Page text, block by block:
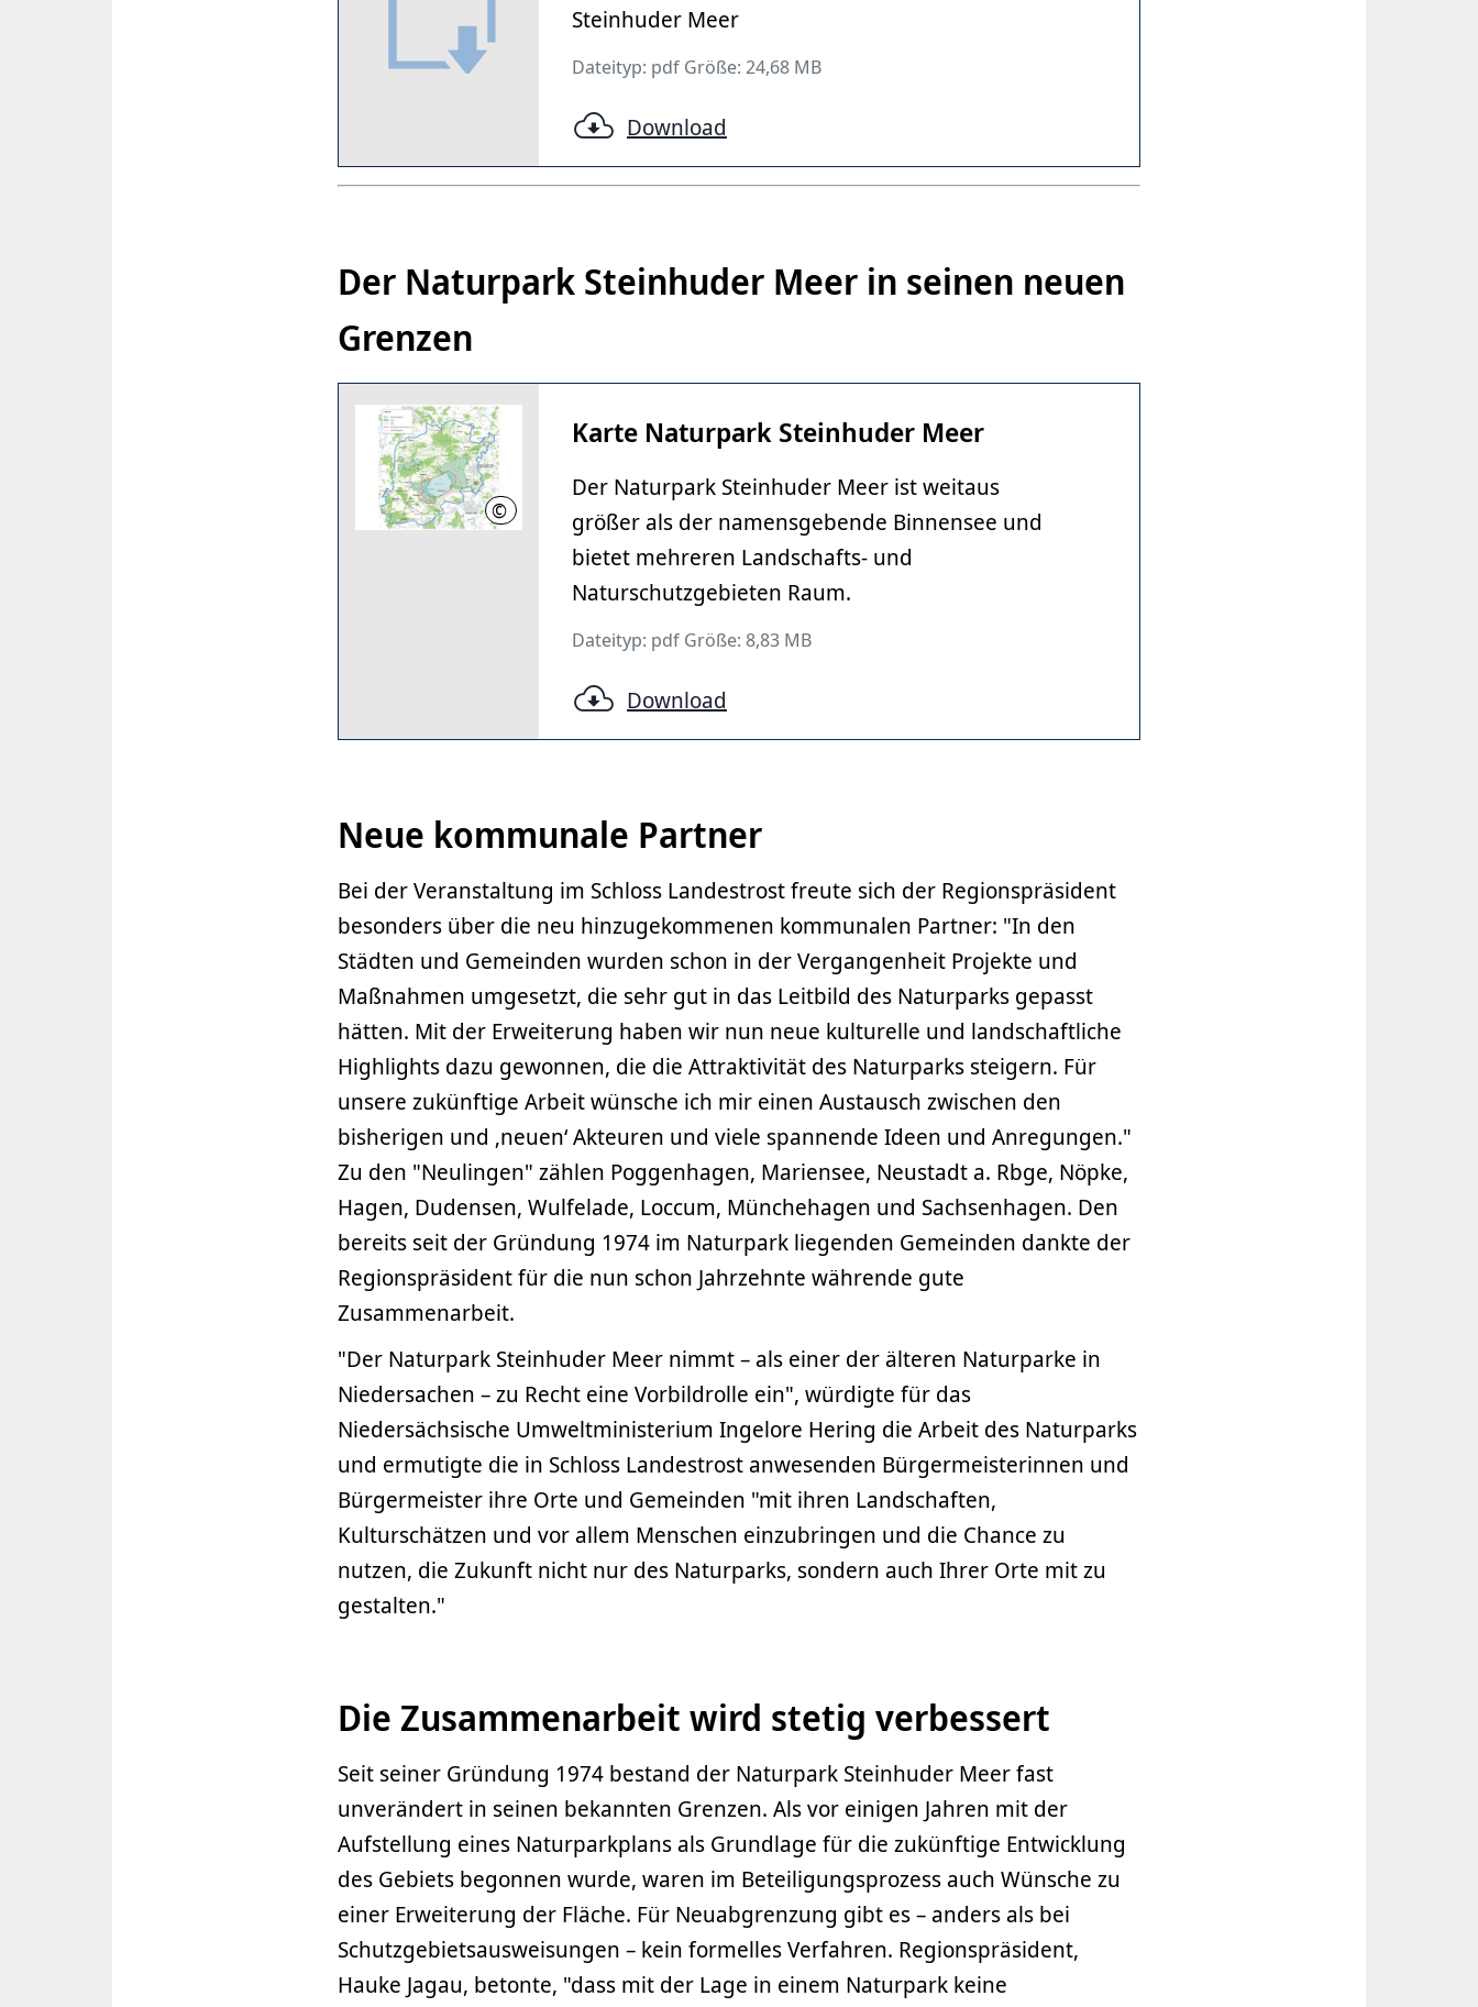
Steinhuder Meer
Dateityp: pdf Größe: 24,68 MB
Download
Der Naturpark Steinhuder Meer in seinen neuen
Grenzen
© Region Hannover
Karte Naturpark Steinhuder Meer
Der Naturpark Steinhuder Meer ist weitaus
größer als der namensgebende Binnensee und
bietet mehreren Landschafts- und
Naturschutzgebieten Raum.
Dateityp: pdf Größe: 8,83 MB
Download
Neue kommunale Partner
Bei der Veranstaltung im Schloss Landestrost freute sich der Regionspräsident
besonders über die neu hinzugekommenen kommunalen Partner: "In den
Städten und Gemeinden wurden schon in der Vergangenheit Projekte und
Maßnahmen umgesetzt, die sehr gut in das Leitbild des Naturparks gepasst
hätten. Mit der Erweiterung haben wir nun neue kulturelle und landschaftliche
Highlights dazu gewonnen, die die Attraktivität des Naturparks steigern. Für
unsere zukünftige Arbeit wünsche ich mir einen Austausch zwischen den
bisherigen und ‚neuen‘ Akteuren und viele spannende Ideen und Anregungen."
Zu den "Neulingen" zählen Poggenhagen, Mariensee, Neustadt a. Rbge, Nöpke,
Hagen, Dudensen, Wulfelade, Loccum, Münchehagen und Sachsenhagen. Den
bereits seit der Gründung 1974 im Naturpark liegenden Gemeinden dankte der
Regionspräsident für die nun schon Jahrzehnte währende gute
Zusammenarbeit.
"Der Naturpark Steinhuder Meer nimmt – als einer der älteren Naturparke in
Niedersachen – zu Recht eine Vorbildrolle ein", würdigte für das
Niedersächsische Umweltministerium Ingelore Hering die Arbeit des Naturparks
und ermutigte die in Schloss Landestrost anwesenden Bürgermeisterinnen und
Bürgermeister ihre Orte und Gemeinden "mit ihren Landschaften,
Kulturschätzen und vor allem Menschen einzubringen und die Chance zu
nutzen, die Zukunft nicht nur des Naturparks, sondern auch Ihrer Orte mit zu
gestalten."
Die Zusammenarbeit wird stetig verbessert
Seit seiner Gründung 1974 bestand der Naturpark Steinhuder Meer fast
unverändert in seinen bekannten Grenzen. Als vor einigen Jahren mit der
Aufstellung eines Naturparkplans als Grundlage für die zukünftige Entwicklung
des Gebiets begonnen wurde, waren im Beteiligungsprozess auch Wünsche zu
einer Erweiterung der Fläche. Für Neuabgrenzung gibt es – anders als bei
Schutzgebietsausweisungen – kein formelles Verfahren. Regionspräsident,
Hauke Jagau, betonte, "dass mit der Lage in einem Naturpark keine